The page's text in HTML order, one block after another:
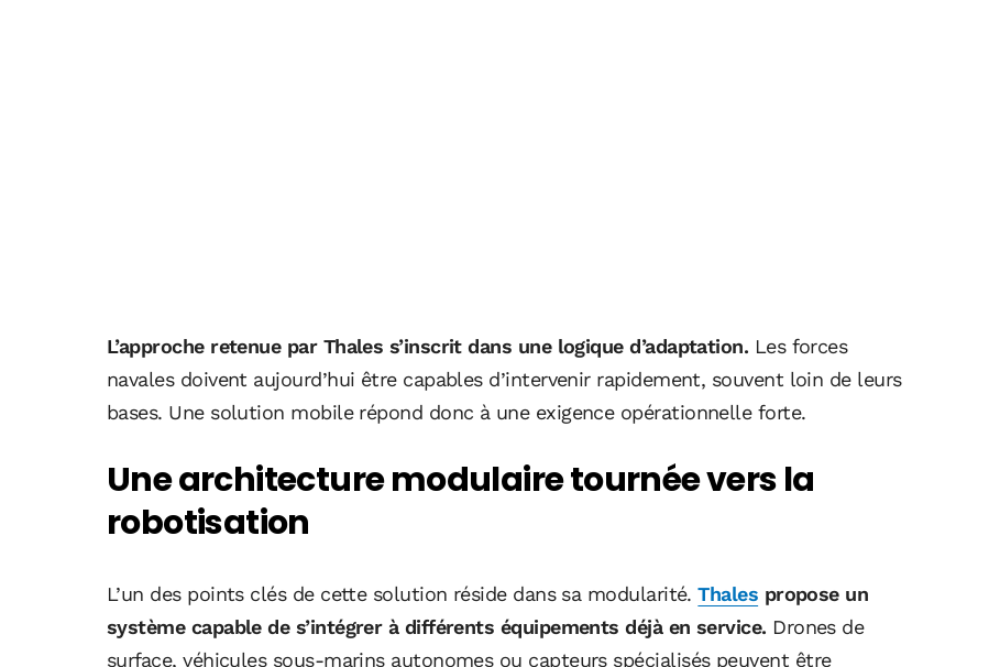
L’approche retenue par Thales s’inscrit dans une logique d’adaptation. Les forces
navales doivent aujourd’hui être capables d’intervenir rapidement, souvent loin de leurs
bases. Une solution mobile répond donc à une exigence opérationnelle forte.
Une architecture modulaire tournée vers la
robotisation
L’un des points clés de cette solution réside dans sa modularité.Thales propose un
système capable de s’intégrer à différents équipements déjà en service. Drones de
surface, véhicules sous-marins autonomes ou capteurs spécialisés peuvent être